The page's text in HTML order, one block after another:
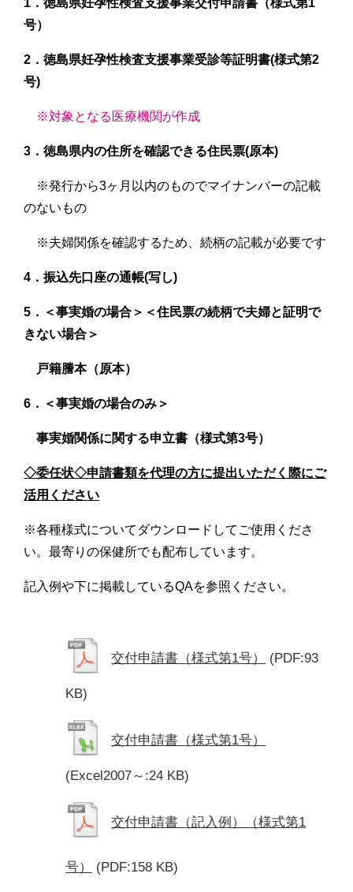
号）
2．徳島県妊孕性検査支援事業受診等証明書(様式第2
号)
※対象となる医療機関が作成
3．徳島県内の住所を確認できる住民票(原本)
※発行から3ヶ月以内のものでマイナンバーの記載
のないもの
※夫婦関係を確認するため、続柄の記載が必要です
4．振込先口座の通帳(写し)
5．＜事実婚の場合＞＜住民票の続柄で夫婦と証明で
きない場合＞
戸籍謄本（原本）
6．＜事実婚の場合のみ＞
事実婚関係に関する申立書（様式第3号）
◇委任状◇申請書類を代理の方に提出いただく際にご
活用ください
※各種様式についてダウンロードしてご使用くださ
い。最寄りの保健所でも配布しています。
記入例や下に掲載しているQAを参照ください。
交付申請書（様式第1号） (PDF:93
KB)
交付申請書（様式第1号）
(Excel2007～:24 KB)
交付申請書（記入例）（様式第1
号） (PDF:158 KB)